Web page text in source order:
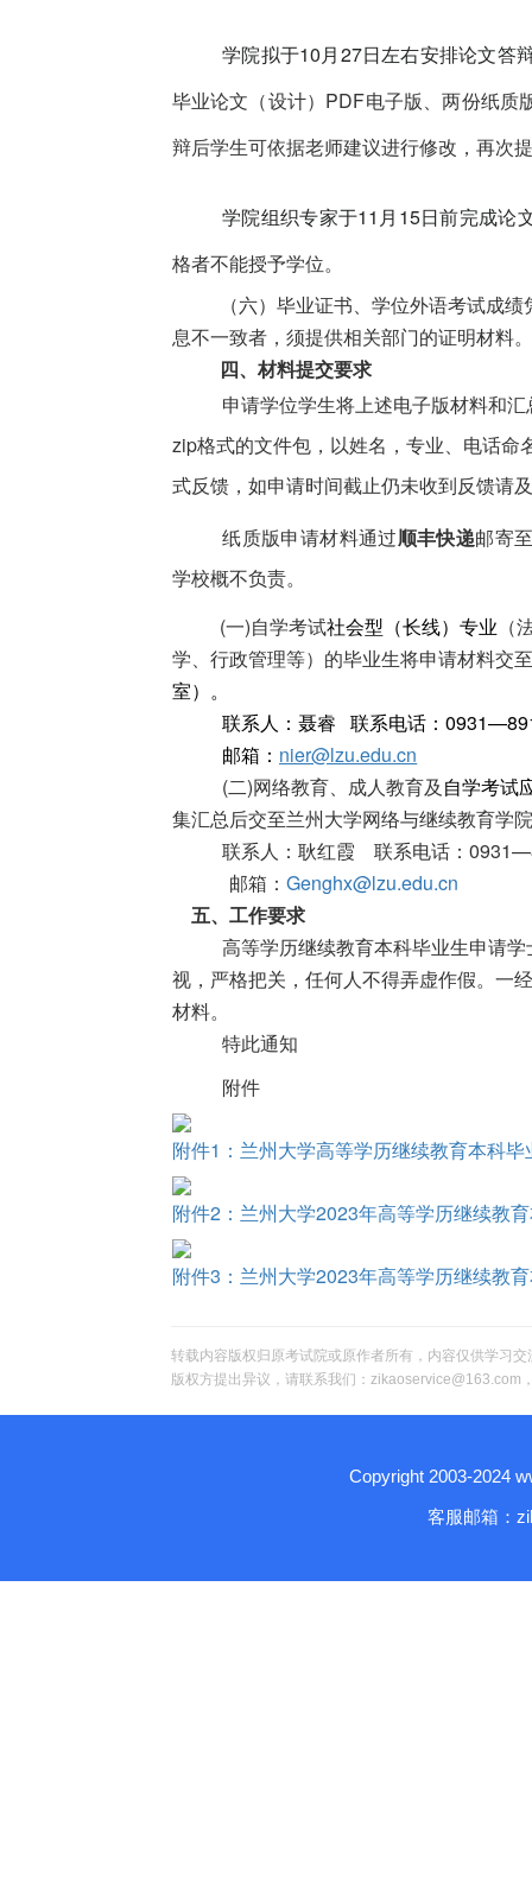
学院拟于10月27日左右安排论文答
毕业论文（设计）PDF电子版、两份纸质
辩后学生可依据老师建议进行修改，再次
学院组织专家于11月15日前完成论
格者不能授予学位。
（六）毕业证书、学位外语考试成
息不一致者，须提供相关部门的证明材料。
四、材料提交要求
申请学位学生将上述电子版材料和
zip格式的文件包，以姓名，专业、电话命
式反馈，如申请时间截止仍未收到反馈请
纸质版申请材料通过顺丰快递邮寄
学校概不负责。
(一)自学考试社会型（长线）专业
学、行政管理等）的毕业生将申请材料交
室）。
联系人：聂睿 联系电话：
邮箱： nier@lzu.edu.cn
(二)网络教育、成人教育及 自学考试
集汇总后交至兰州大学网络与继续教育学
联系人：耿红霞
联系电话：0931—
邮箱： Genghx@lzu.edu.cn
五、工作要求
高等学历继续教育本科毕业生申请
视，严格把关，任何人不得弄虚作假。一
材料。
特此通知
附件
附件1：兰州大学高等学历继续教育本科
附件2：兰州大学2023年高等学历继续教
附件3：兰州大学2023年高等学历继续教
转载内容版权归原考试院或原作者所有，内容仅供学习
版权方提出异议，请联系我们：zikaoservice@163.com
Copyright 2003-2024
客服邮箱：